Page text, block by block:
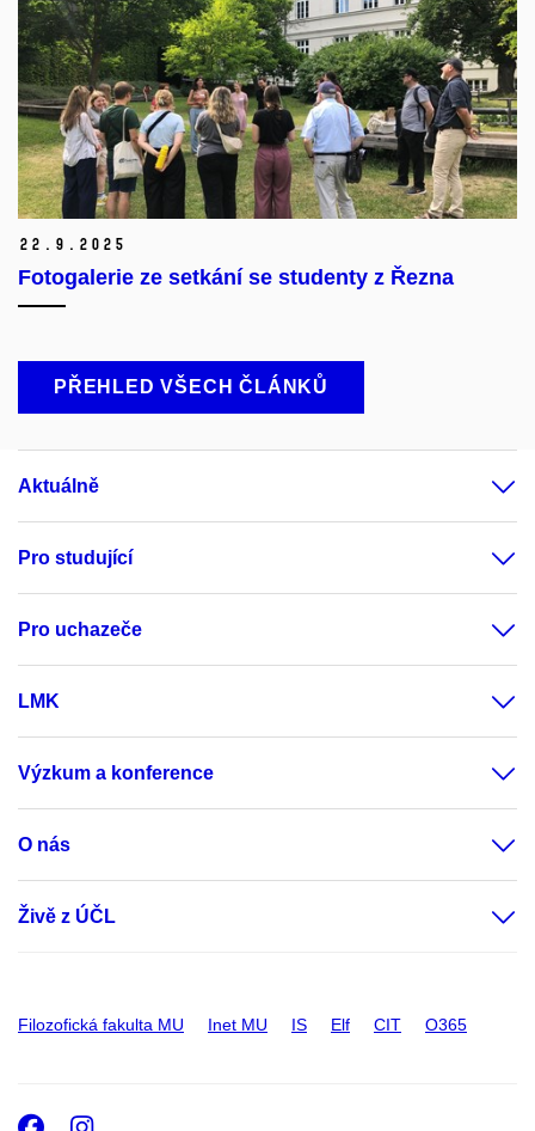
22. 9. 2025
Fotogalerie ze setkání se studenty z Řezna
PŘEHLED VŠECH ČLÁNKŮ
Aktuálně
Pro studující
Pro uchazeče
LMK
Výzkum a konference
O nás
Živě z ÚČL
Filozofická fakulta MU Inet MU IS Elf CIT O365